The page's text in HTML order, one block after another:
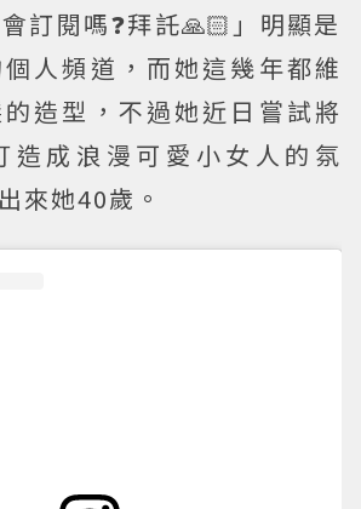
訂閱嗎❓拜託🙏🏻」明顯是
人頻道，而她這幾年都維
造型，不過她近日嘗試將
造成浪漫可愛小女人的氛
來她40歲。